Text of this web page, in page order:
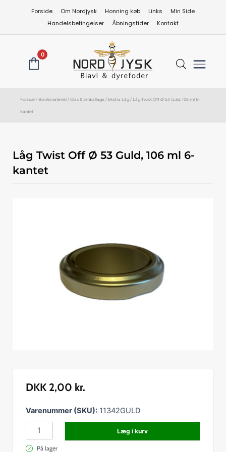
Forside Om Nordjysk Honning køb Links
Min Side
Handelsbetingelser
Åbningstider Kontakt
0
Forside / Biavlsmateriel / Glas & Emballage / Ekstra Låg / Låg Twist Off Ø 53 Guld, 106 ml 6-
kantet
Låg Twist Off Ø 53 Guld, 106 ml 6-
kantet
DKK 2,00 kr.
Varenummer (SKU):11342GULD
Låg
Twist
Ø
Læg i kurv
På lager